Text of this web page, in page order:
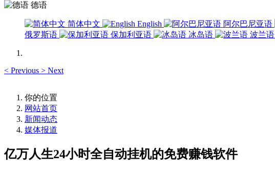
德语
简体中文 English 阿尔巴尼亚语
俄罗斯语
保加利亚语 冰岛语 波兰语
< Previous > Next
你的位置
网站首页
新闻动态
媒体报道
亿万人生24小时全自动挂机的免费赚钱软件